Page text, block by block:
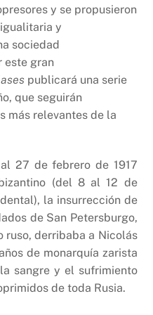
y se propusieron
y
sociedad
este gran
publicará una serie
que seguirán
más relevantes de la
27 de febrero de 1917
(del 8 al 12 de
la insurrección de
de San Petersburgo,
derribaba a Nicolás
de monarquía zarista
sangre y el sufrimiento
de toda Rusia.